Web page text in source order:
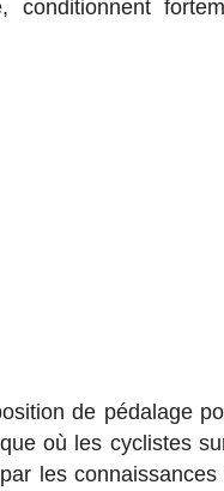
de pédalage
où les cyclistes
les connaissances